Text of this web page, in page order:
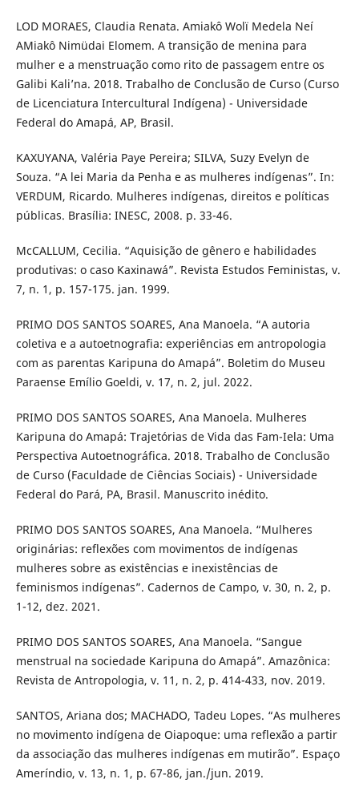
LOD MORAES, Claudia Renata. Amiakô Wolï Medela Neí
AMiakô Nimüdai Elomem. A transição de menina para
mulher e a menstruação como rito de passagem entre os
Galibi Kali’na. 2018. Trabalho de Conclusão de Curso (Curso
de Licenciatura Intercultural Indígena) - Universidade
Federal do Amapá, AP, Brasil.
KAXUYANA, Valéria Paye Pereira; SILVA, Suzy Evelyn de
Souza. “A lei Maria da Penha e as mulheres indígenas”. In:
VERDUM, Ricardo. Mulheres indígenas, direitos e políticas
públicas. Brasília: INESC, 2008. p. 33-46.
McCALLUM, Cecilia. “Aquisição de gênero e habilidades
produtivas: o caso Kaxinawá”. Revista Estudos Feministas, v.
7, n. 1, p. 157-175. jan. 1999.
PRIMO DOS SANTOS SOARES, Ana Manoela. “A autoria
coletiva e a autoetnografia: experiências em antropologia
com as parentas Karipuna do Amapá”. Boletim do Museu
Paraense Emílio Goeldi, v. 17, n. 2, jul. 2022.
PRIMO DOS SANTOS SOARES, Ana Manoela. Mulheres
Karipuna do Amapá: Trajetórias de Vida das Fam-Iela: Uma
Perspectiva Autoetnográfica. 2018. Trabalho de Conclusão
de Curso (Faculdade de Ciências Sociais) - Universidade
Federal do Pará, PA, Brasil. Manuscrito inédito.
PRIMO DOS SANTOS SOARES, Ana Manoela. “Mulheres
originárias: reflexões com movimentos de indígenas
mulheres sobre as existências e inexistências de
feminismos indígenas”. Cadernos de Campo, v. 30, n. 2, p.
1-12, dez. 2021.
PRIMO DOS SANTOS SOARES, Ana Manoela. “Sangue
menstrual na sociedade Karipuna do Amapá”. Amazônica:
Revista de Antropologia, v. 11, n. 2, p. 414-433, nov. 2019.
SANTOS, Ariana dos; MACHADO, Tadeu Lopes. “As mulheres
no movimento indígena de Oiapoque: uma reflexão a partir
da associação das mulheres indígenas em mutirão”. Espaço
Ameríndio, v. 13, n. 1, p. 67-86, jan./jun. 2019.